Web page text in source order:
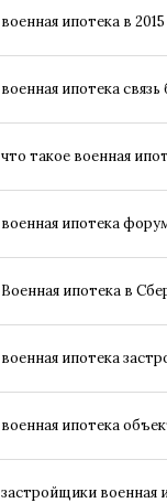
военная ипотека в
военная ипотека
что такое военная
военная ипотека
Военная ипотека в
военная ипотека
военная ипотека
застройщики военная